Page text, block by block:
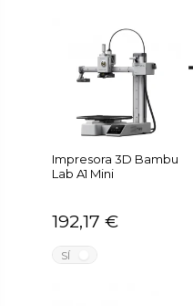
Impresora 3D Bambu
Lab A1 Mini
192,17 €
SÍ